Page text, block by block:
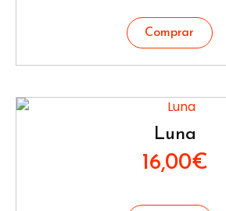
Luna
16,00€